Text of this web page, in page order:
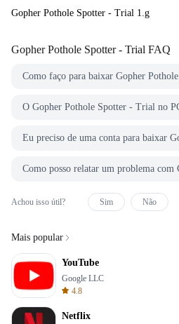
Gopher Pothole Spotter - Trial 1.g
Gopher Pothole Spotter - Trial FAQ
Achou isso útil? Sim Não
Mais popular
YouTube
Google LLC
4.8
Netflix